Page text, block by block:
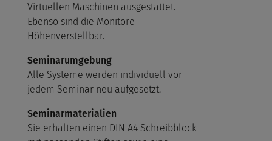
Virtuellen Maschinen ausgestattet.
Ebenso sind die Monitore
Höhenverstellbar.
Seminarumgebung
Alle Systeme werden individuell vor
jedem Seminar neu aufgesetzt.
Seminarmaterialien
Sie erhalten einen DIN A4 Schreibblock